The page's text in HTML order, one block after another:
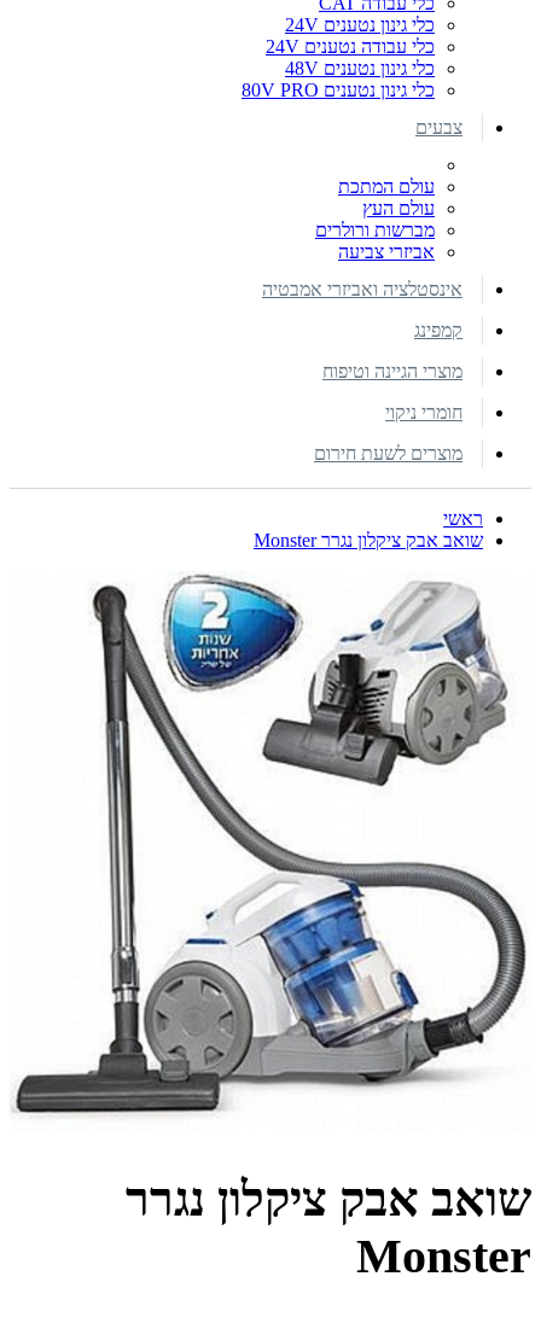
כלי גינון נטענים 24V
כלי עבודה נטענים 24V
כלי גינון נטענים 48V
כלי גינון נטענים 80V PRO
צבעים
עולם המתכת
עולם העץ
מברשות ורולרים
אביזרי צביעה
אינסטלציה ואביזרי אמבטיה
קמפינג
מוצרי הגיינה וטיפוח
חומרי ניקוי
מוצרים לשעת חירום
ראשי
שואב אבק ציקלון נגרר Monster
שואב אבק ציקלון נגרר
Monster